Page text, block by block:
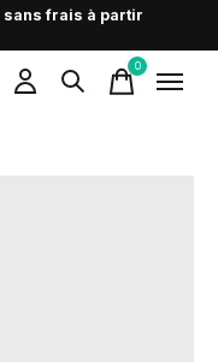
sans frais à partir
0items